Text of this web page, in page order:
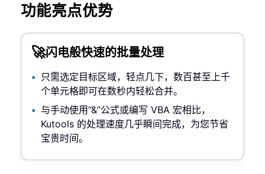
功能亮点优势
🚀闪电般快速的批量处理
只需选定目标区域，轻点几下，数百甚至上千
个单元格即可在数秒内轻松合并。
与手动使用“&”公式或编写 VBA 宏相比，
Kutools 的处理速度几乎瞬间完成，为您节省
宝贵时间。